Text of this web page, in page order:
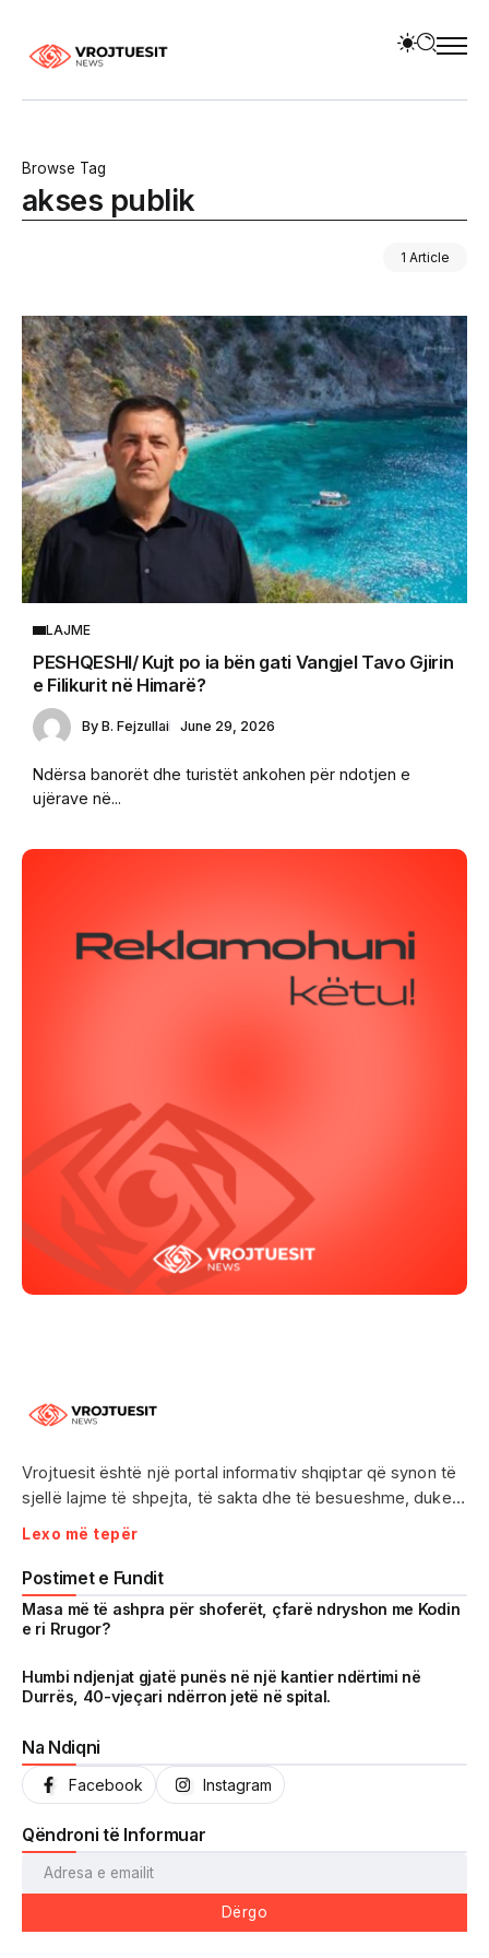
Browse Tag
akses publik
1 Article
LAJME
PESHQESHI/ Kujt po ia bën gati Vangjel Tavo Gjirin
e Filikurit në Himarë?
By B. Fejzullai June 29, 2026
Ndërsa banorët dhe turistët ankohen për ndotjen e
ujërave në...
Vrojtuesit është një portal informativ shqiptar që synon të
sjellë lajme të shpejta, të sakta dhe të besueshme, duke
treguar realitetin pa çensurë. Fokus i punës sonë janë
ngjarjet e aktualitetit, problematikat sociale, denoncimet
qytetare dhe zhvillimet që prekin drejtpërdrejt jetën e
përditshme të shqiptarëve.
arritura në një kohë shumë të shkurtër, Vrojtuesit është
kthyer në një zë të fortë informimi dhe një pasqyrë reale të
Lexo më tepër
Postimet e Fundit
Masa më të ashpra për shoferët, çfarë ndryshon me Kodin
e ri Rrugor?
Humbi ndjenjat gjatë punës në një kantier ndërtimi në
Durrës, 40-vjeçari ndërron jetë në spital.
Na Ndiqni
Facebook Instagram
Qëndroni të Informuar
Dërgo